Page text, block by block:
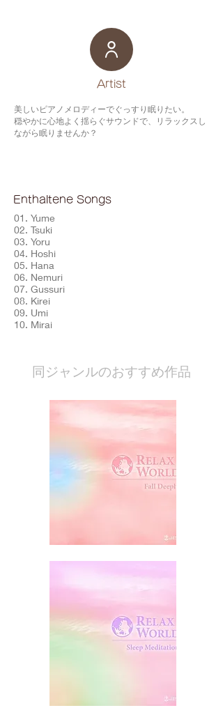
​Artist
美しいピアノメロディーでぐっすり眠りたい。
穏やかに心地よく揺らぐサウンドで、リラックスし
ながら眠りませんか？
Enthaltene Songs
01. Yume
02. Tsuki
03. Yoru
04. Hoshi
05. Hana
06. Nemuri
07. Gussuri
08. Kirei
09. Umi
10. Mirai
​同ジャンルのおすすめ作品